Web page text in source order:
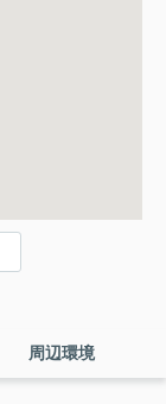
周辺環境